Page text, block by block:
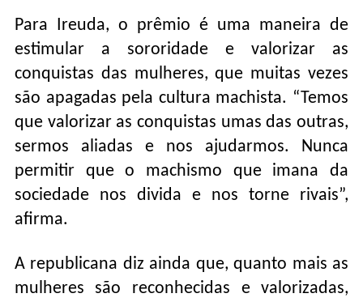
Para Ireuda, o prêmio é uma maneira de
estimular a sororidade e valorizar as
conquistas das mulheres, que muitas vezes
são apagadas pela cultura machista. “Temos
que valorizar as conquistas umas das outras,
sermos aliadas e nos ajudarmos. Nunca
permitir que o machismo que imana da
sociedade nos divida e nos torne rivais”,
afirma.
A republicana diz ainda que, quanto mais as
mulheres são reconhecidas e valorizadas,